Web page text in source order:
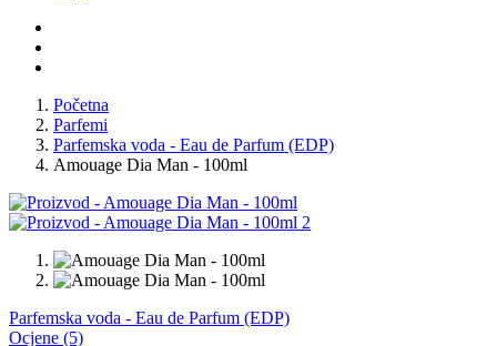
Početna
Parfemi
Parfemska voda - Eau de Parfum (EDP)
Amouage Dia Man - 100ml
Parfemska voda - Eau de Parfum (EDP)
Ocjene (5)